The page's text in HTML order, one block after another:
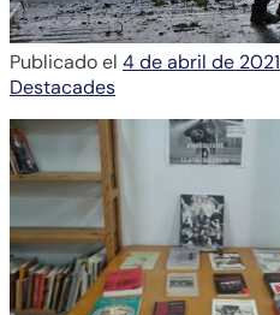
Publicado el 4 de abril de 2021
Destacades